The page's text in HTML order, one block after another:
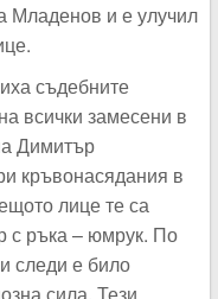
Младенов и е улучил
съдебните
всички замесени в
Димитър
кръвонасядания в
лице те са
с ръка – юмрук. По
следи е било